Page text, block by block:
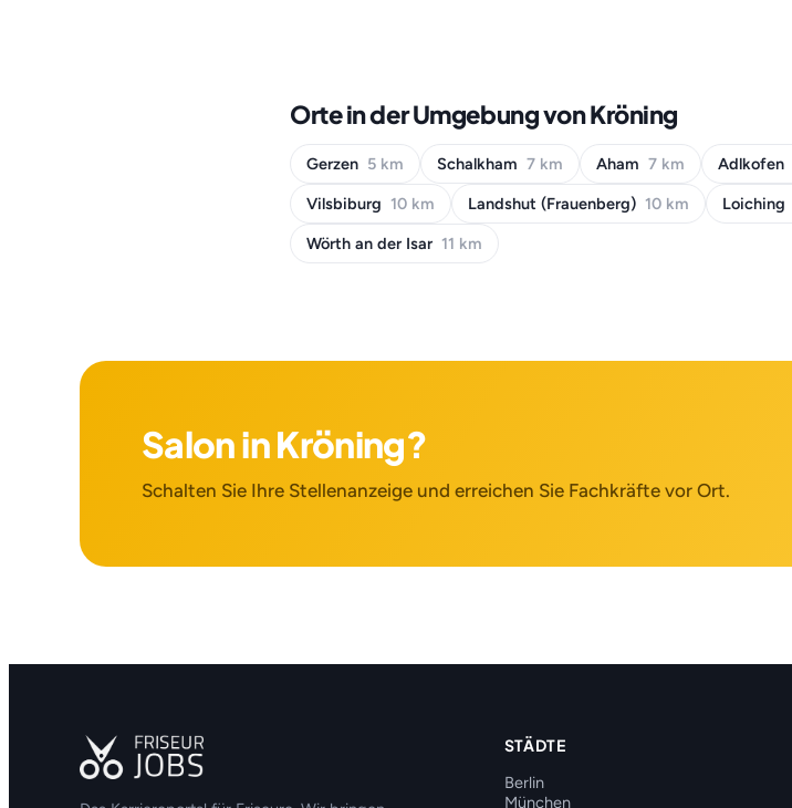
Orte in der Umgebung von Kröning
Gerzen 5 km Schalkham 7 km Aham 7 km Adlkofen
Vilsbiburg 10 km Landshut (Frauenberg) 10 km Loiching
Wörth an der Isar 11 km
Salon in Kröning?
Schalten Sie Ihre Stellenanzeige und erreichen Sie Fachkräfte vor Ort.
STÄDTE
Berlin
München